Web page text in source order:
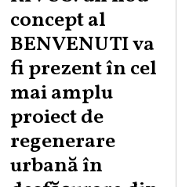
concept al
BENVENUTI va
fi prezent în cel
mai amplu
proiect de
regenerare
urbană în